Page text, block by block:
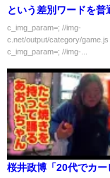
という差別ワードを普
てしまうｗｗｗｗｗ
c_img_param=; //img-
c.net/output/category/game.js
c_img_param=; //img-...
桜井政博「20代でカー